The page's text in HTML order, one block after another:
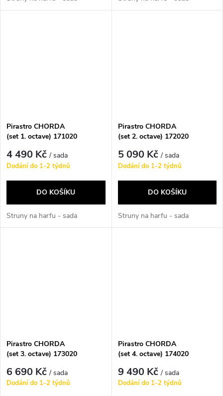
Pirastro CHORDA
(set 1. octave) 171020
4 490 Kč/ sada
Dodání do 1-2 týdnů
DO KOŠÍKU
Struny na harfu - sada
Pirastro CHORDA
(set 2. octave) 172020
5 090 Kč/ sada
Dodání do 1-2 týdnů
DO KOŠÍKU
Struny na harfu - sada
Pirastro CHORDA
(set 3. octave) 173020
6 690 Kč/ sada
Dodání do 1-2 týdnů
Pirastro CHORDA
(set 4. octave) 174020
9 490 Kč/ sada
Dodání do 1-2 týdnů